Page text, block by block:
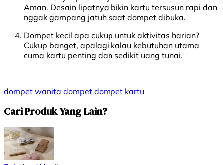
Aman. Desain lipatnya bikin kartu tersusun rapi dan
nggak gampang jatuh saat dompet dibuka.
Dompet kecil apa cukup untuk aktivitas harian?
Cukup banget, apalagi kalau kebutuhan utama
cuma kartu penting dan sedikit uang tunai.
dompet wanita dompet dompet kartu
Cari Produk Yang Lain?